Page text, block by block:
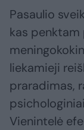
Pasaulio
kas penktam
liekamieji
praradimas,
Vienintelė